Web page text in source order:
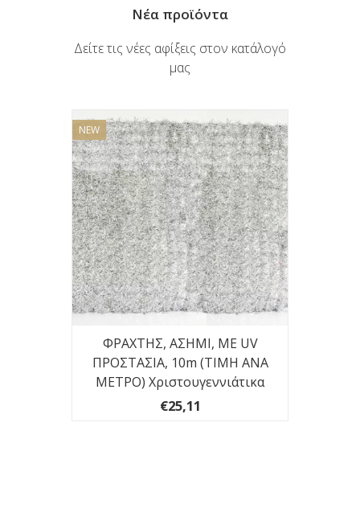
Νέα προϊόντα
Δείτε τις νέες αφίξεις στον κατάλογό
μας
NEW
ΦΡΑΧΤΗΣ, ΑΣΗΜΙ, ΜΕ UV
ΠΡΟΣΤΑΣΙΑ, 10m (ΤΙΜΗ ΑΝΑ
ΜΕΤΡΟ) Χριστουγεννιάτικα
€25,11